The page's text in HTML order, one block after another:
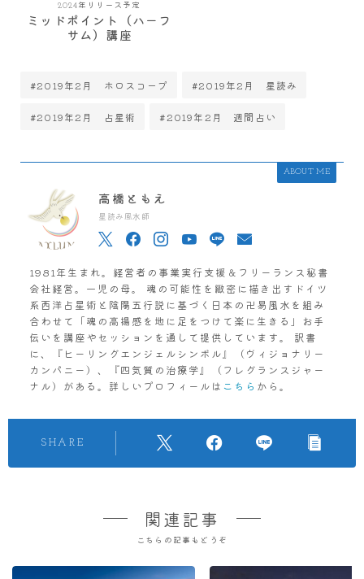
2024年リリース予定
ミッドポイント（ハーフ
サム）講座
#2019年2月 ホロスコープ #2019年2月 星読み
#2019年2月 占星術 #2019年2月 週間占い
ABOUT ME
高橋ともえ
星読み風水師
1981年生まれ。経営者の事業実行支援＆フリーランス秘書
会社経営。一児の母。 魂の可能性を緻密に描き出すドイツ
系西洋占星術と陰陽五行説に基づく日本の卍易風水を組み
合わせて「魂の高揚感を地に足をつけて楽に生きる」お手
伝いを講座やセッションを通して提供しています。 訳書
に、『ヒーリングエンジェルシンボル』（ヴィジョナリー
カンパニー）、『四気質の治療学』（フレグランスジャー
ナル）がある。詳しいプロフィールは こちら から。
SHARE
関連記事
こちらの記事もどうぞ